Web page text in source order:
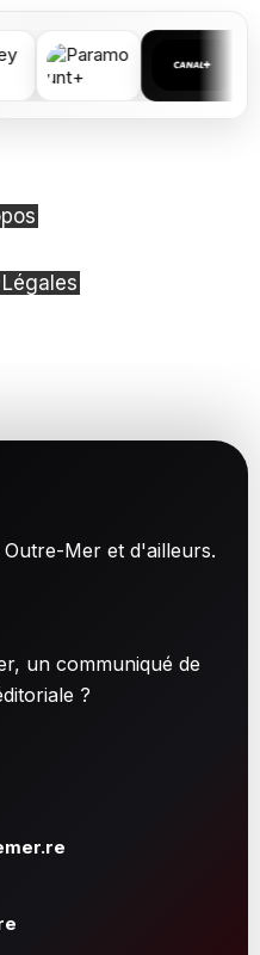
Mer et d'ailleurs.
un communiqué de
?